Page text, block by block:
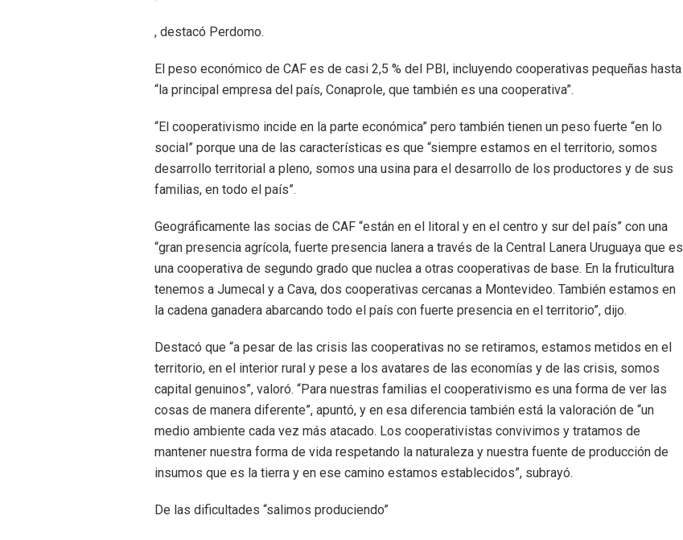
, destacó Perdomo.
El peso económico de CAF es de casi 2,5 % del PBI, incluyendo cooperativas pequeñas hasta
“la principal empresa del país, Conaprole, que también es una cooperativa”.
“El cooperativismo incide en la parte económica” pero también tienen un peso fuerte “en lo
social” porque una de las características es que “siempre estamos en el territorio, somos
desarrollo territorial a pleno, somos una usina para el desarrollo de los productores y de sus
familias, en todo el país”.
Geográficamente las socias de CAF “están en el litoral y en el centro y sur del país” con una
“gran presencia agrícola, fuerte presencia lanera a través de la Central Lanera Uruguaya que es
una cooperativa de segundo grado que nuclea a otras cooperativas de base. En la fruticultura
tenemos a Jumecal y a Cava, dos cooperativas cercanas a Montevideo. También estamos en
la cadena ganadera abarcando todo el país con fuerte presencia en el territorio”, dijo.
Destacó que “a pesar de las crisis las cooperativas no se retiramos, estamos metidos en el
territorio, en el interior rural y pese a los avatares de las economías y de las crisis, somos
capital genuinos”, valoró. “Para nuestras familias el cooperativismo es una forma de ver las
cosas de manera diferente”, apuntó, y en esa diferencia también está la valoración de “un
medio ambiente cada vez más atacado. Los cooperativistas convivimos y tratamos de
mantener nuestra forma de vida respetando la naturaleza y nuestra fuente de producción de
insumos que es la tierra y en ese camino estamos establecidos”, subrayó.
De las dificultades “salimos produciendo”